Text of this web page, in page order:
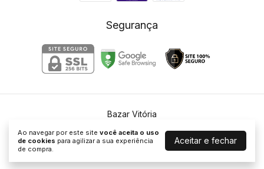
Ao navegar por este site você aceita o uso
de cookies para agilizar a sua experiência
de compra.
Aceitar e fechar
Segurança
Bazar Vitória